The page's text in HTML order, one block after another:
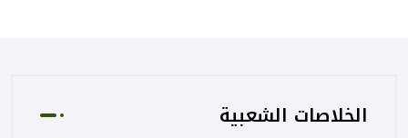
الخلاصات الشعبية